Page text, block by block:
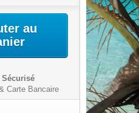
au
Sécurisé
Carte Bancaire